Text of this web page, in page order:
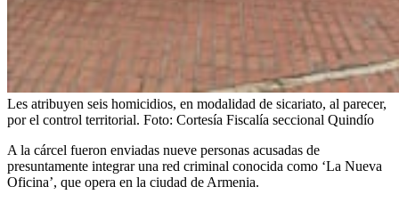
Les atribuyen seis homicidios, en modalidad de sicariato, al parecer,
por el control territorial. Foto: Cortesía Fiscalía seccional Quindío
A la cárcel fueron enviadas nueve personas acusadas de
presuntamente integrar una red criminal conocida como ‘La Nueva
Oficina’, que opera en la ciudad de Armenia.